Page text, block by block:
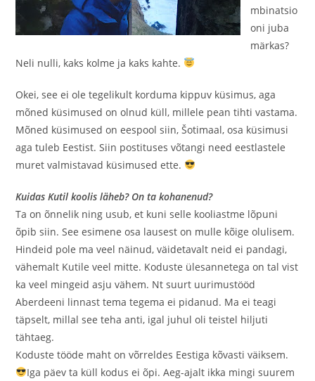
mbinatsio
oni juba
märkas?
Neli nulli, kaks kolme ja kaks kahte.
Okei, see ei ole tegelikult korduma kippuv küsimus, aga
mõned küsimused on olnud küll, millele pean tihti vastama.
Mõned küsimused on eespool siin, Šotimaal, osa küsimusi
aga tuleb Eestist. Siin postituses võtangi need eestlastele
muret valmistavad küsimused ette.
Kuidas Kutil koolis läheb? On ta kohanenud?
Ta on õnnelik ning usub, et kuni selle kooliastme lõpuni
õpib siin. See esimene osa lausest on mulle kõige olulisem.
Hindeid pole ma veel näinud, väidetavalt neid ei pandagi,
vähemalt Kutile veel mitte. Koduste ülesannetega on tal vist
ka veel mingeid asju vähem. Nt suurt uurimustööd
Aberdeeni linnast tema tegema ei pidanud. Ma ei teagi
täpselt, millal see teha anti, igal juhul oli teistel hiljuti
tähtaeg.
Koduste tööde maht on võrreldes Eestiga kõvasti väiksem.
Iga päev ta küll kodus ei õpi. Aeg-ajalt ikka mingi suurem